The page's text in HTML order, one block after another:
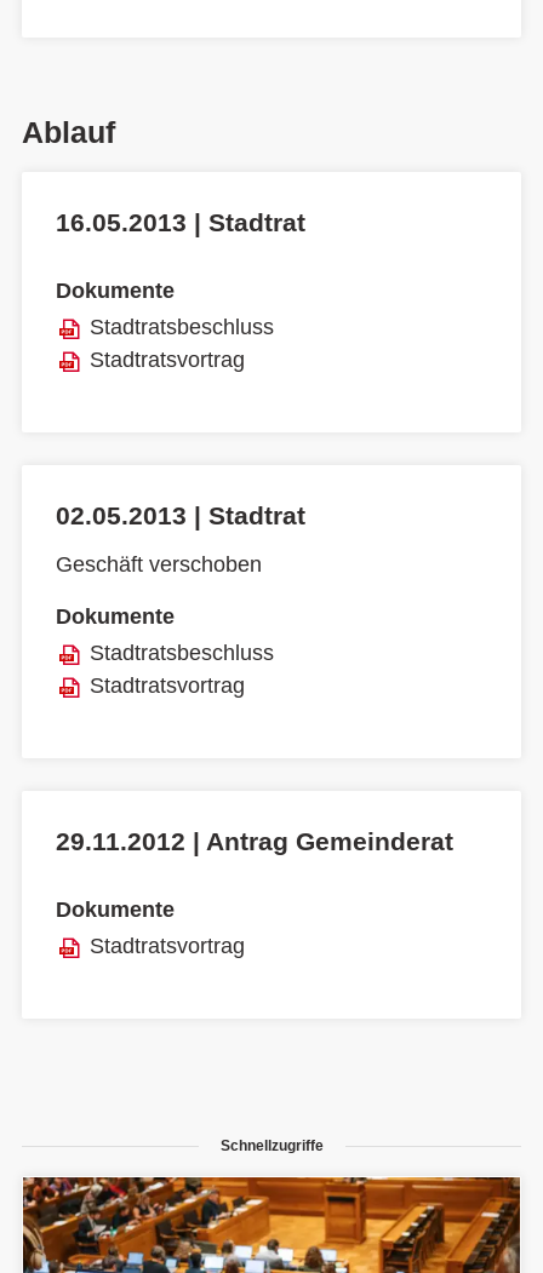
Ablauf
16.05.2013 | Stadtrat
Dokumente
Stadtratsbeschluss
Stadtratsvortrag
02.05.2013 | Stadtrat
Geschäft verschoben
Dokumente
Stadtratsbeschluss
Stadtratsvortrag
29.11.2012 | Antrag Gemeinderat
Dokumente
Stadtratsvortrag
Schnellzugriffe